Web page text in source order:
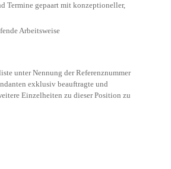
Termine gepaart mit konzeptioneller,
Arbeitsweise
unter Nennung der Referenznummer
exklusiv beauftragte und
Einzelheiten zu dieser Position zu